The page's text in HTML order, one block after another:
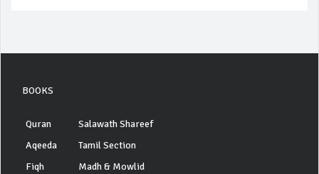
BOOKS
Quran
Aqeeda
Fiqh
Salawath Shareef
Tamil Section
Madh & Mowlid